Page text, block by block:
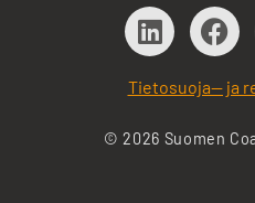
Tietosuoja— ja
© 2026 Suomen